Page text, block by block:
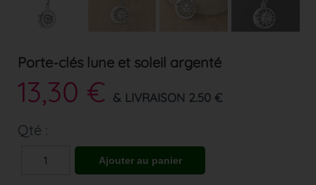
Porte-clés lune et soleil argenté
13,30 € & LIVRAISON 2.50 €
Qté :